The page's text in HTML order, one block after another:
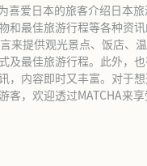
喜爱日本的旅客介绍日本
和最佳旅游行程等各种资
来提供观光景点、饭店、
及最佳旅游行程。此外，
，内容即时又丰富。对于想
客，欢迎透过MATCHA来